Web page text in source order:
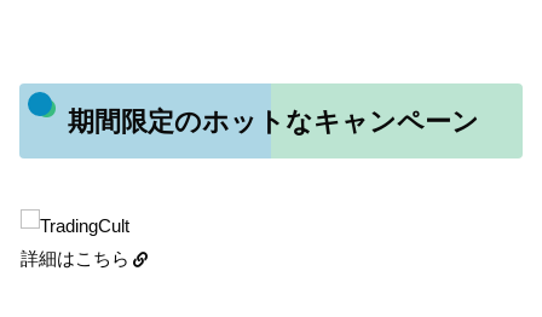
期間限定のホットなキャンペーン
詳細はこちら